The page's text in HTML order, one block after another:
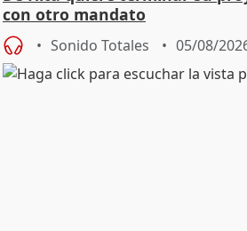
con otro mandato
Sonido Totales 05/08/